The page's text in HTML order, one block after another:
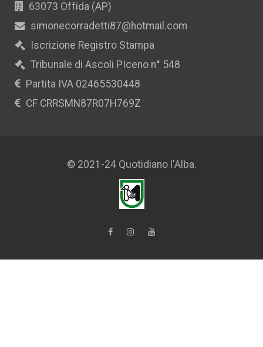
63073 Offida (AP)
simonecorradetti87@hotmail.com
Iscrizione Registro Stampa
Tribunale di Ascoli PIceno n° 548
Partita IVA 02465530448
CF CRRSMN87R07H769Z
© 2021-24 Quotidiano l'Alba.